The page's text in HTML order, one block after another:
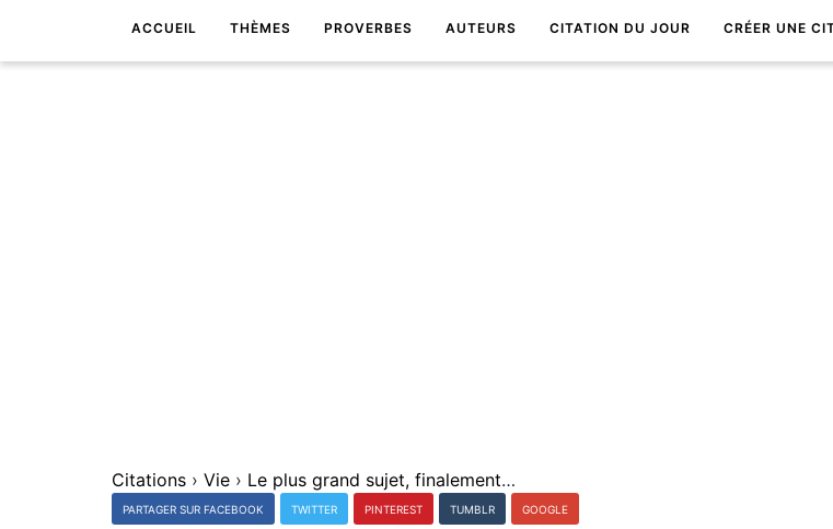
ACCUEIL THÈMES PROVERBES AUTEURS CITATION DU JOUR CRÉER UNE
Citations › Vie › Le plus grand sujet, finalement, câ€™est la mort.
PARTAGER SUR FACEBOOK TWITTER PINTEREST TUMBLR GOOGLE